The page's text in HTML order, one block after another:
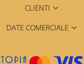
CLIENTI
DATE COMERCIALE